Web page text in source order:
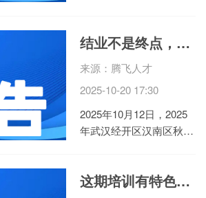
引逾3000名学子到场咨询
余份，近300人初步达成
就业意向，成果丰硕。
今年，...
结业不是终点，是新程的起点！2025年武汉经开区（汉南区）秋季退役士兵适应性培训圆满落幕
来源：腾飞人才
2025-10-20 17:30
2025年10月12日，2025
年武汉经开区汉南区秋季
热血儿女经过集中"充这期培训有特色——武汉经开区军山街道中式面点培训班火热开班